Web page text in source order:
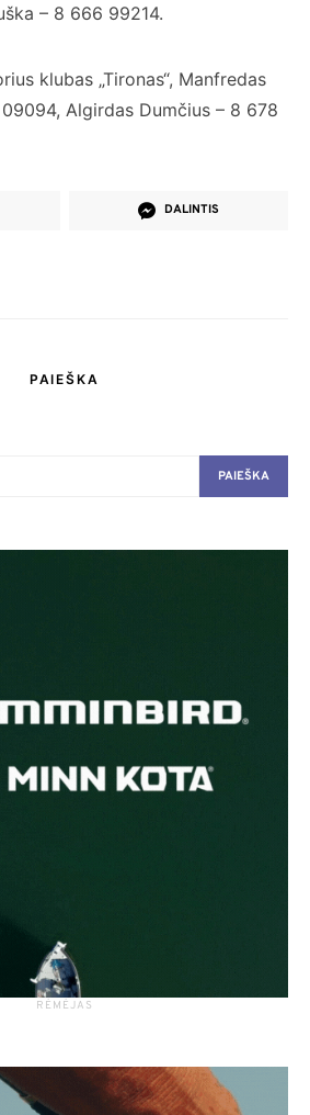
– 8 666 99214.
klubas „Tironas“, Manfredas
Algirdas Dumčius – 8 678
DALINTIS
PAIEŠKA
PAIEŠKA
RĖMĖJAS